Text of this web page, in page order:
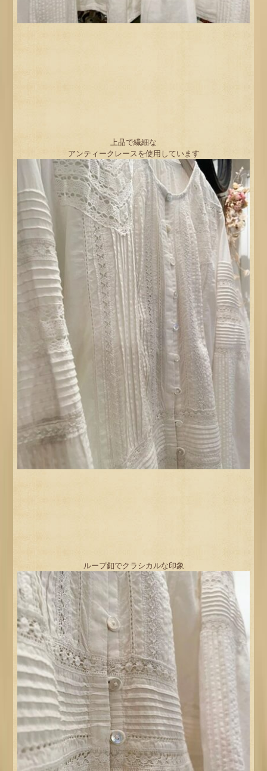
上品で繊細な
アンティークレースを使用しています
ループ釦でクラシカルな印象